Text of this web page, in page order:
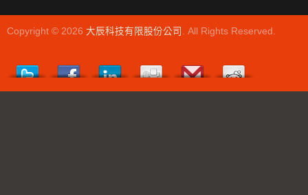
Copyright © 2026 大辰科技有限股份公司 . All Rights Reserved.